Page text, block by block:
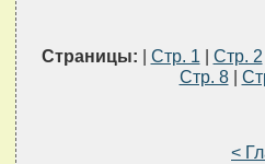
Страницы: | Стр. 1 | Стр. 2
Стр. 8|
<